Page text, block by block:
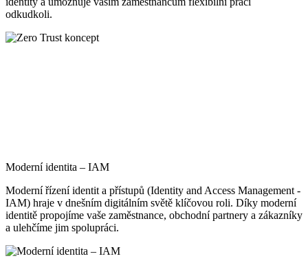
odkudkoli.
Moderní identita – IAM
Moderní řízení identit a přístupů (Identity and Access Management -
IAM) hraje v dnešním digitálním světě klíčovou roli. Díky moderní
identitě propojíme vaše zaměstnance, obchodní partnery a zákazníky
a ulehčíme jim spolupráci.